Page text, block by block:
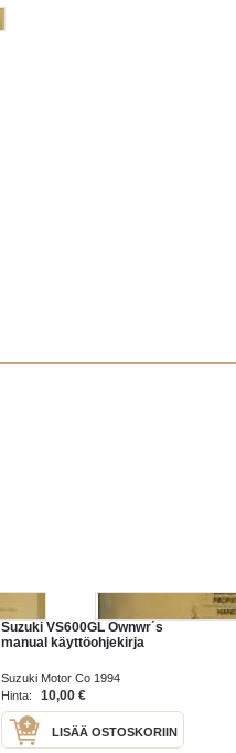
Suzuki VS600GL Ownwr´s
manual käyttöohjekirja
Suzuki Motor Co 1994
Hinta:
10,00 €
LISÄÄ OSTOSKORIIN